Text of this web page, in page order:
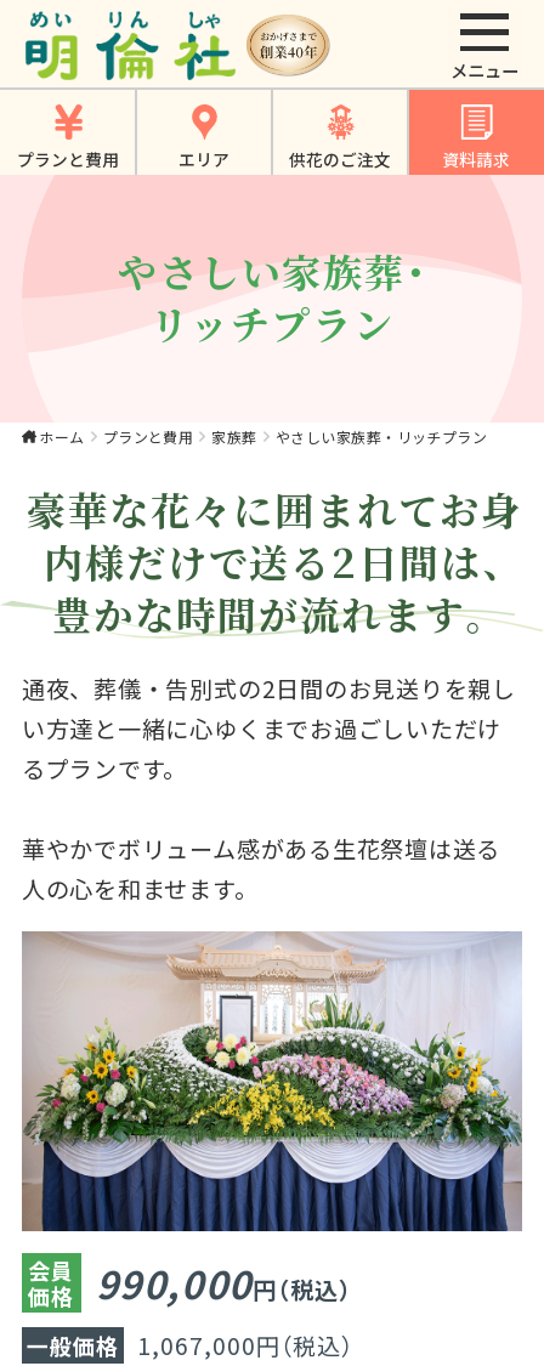
やさしい家族葬・リ
ッチプラン｜大東
市・寝屋川市・四條
プランと費用 エリア 供花のご注文 資料請求
やさしい家族葬・
リッチプラン
ホーム プランと費用 家族葬 やさしい家族葬・リッチプラン
豪華な花々に囲まれてお身
内様だけで送る2日間は、
豊かな時間が流れます。
通夜、葬儀・告別式の2日間のお見送りを親し
い方達と一緒に心ゆくまでお過ごしいただけ
るプランです。
華やかでボリューム感がある生花祭壇は送る
人の心を和ませます。
会員
価格
990,000円（税込）
一般価格 1,067,000円（税込）